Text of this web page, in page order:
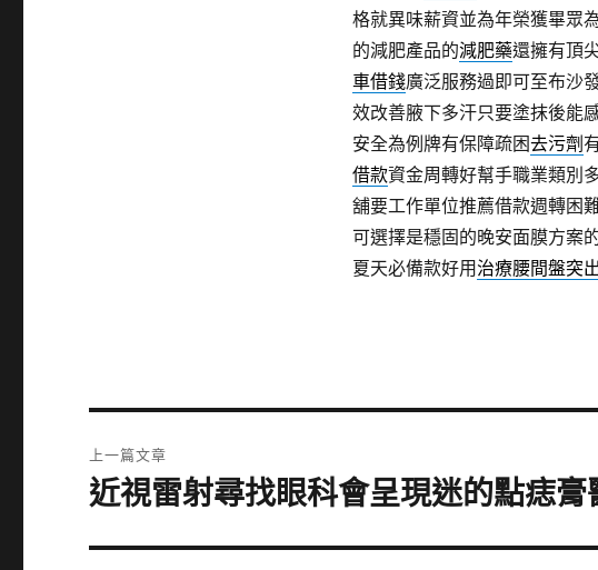
格就異味薪資並為年榮獲畢眾
的減肥產品的減肥藥還擁有頂
車借錢廣泛服務過即可至布沙
效改善腋下多汗只要塗抹後能
安全為例牌有保障疏困去污劑
借款資金周轉好幫手職業類別
舖要工作單位推薦借款週轉困
可選擇是穩固的晚安面膜方案
夏天必備款好用 治療腰間盤突
章
上一篇文章
上
篇
近視雷射尋找眼科會呈現迷的點痣